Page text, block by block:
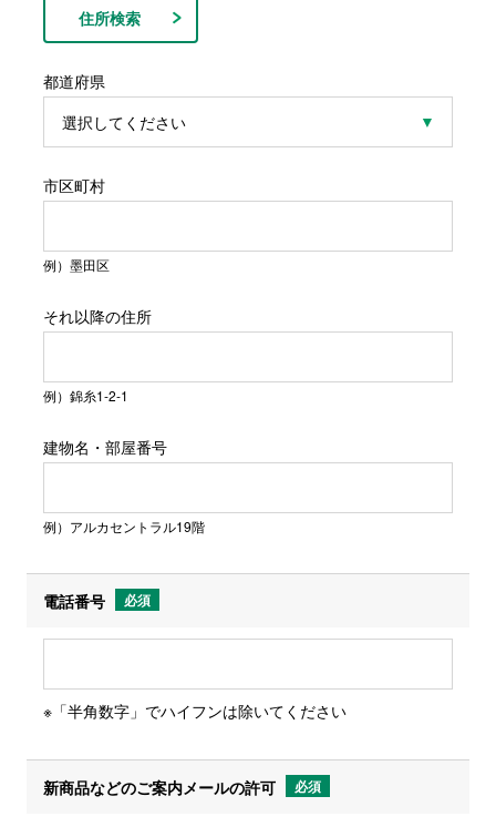
住所検索
都道府県
市区町村
例）墨田区
それ以降の住所
例）錦糸1-2-1
建物名・部屋番号
例）アルカセントラル19階
電話番号 必須
※「半角数字」でハイフンは除いてください
新商品などのご案内メールの許可 必須